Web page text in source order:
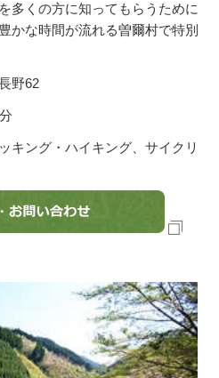
多くの方に知ってもらうために
かな時間が流れる曽爾村で特別
野62
キング・ハイキング、サイクリ